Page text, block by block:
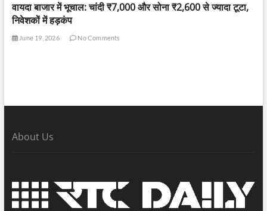
वायदा बाजार में भूचाल: चांदी ₹7,000 और सोना ₹2,600 से ज्यादा टूटा,
निवेशकों में हड़कंप
June 19, 2026 No Comments
About Us